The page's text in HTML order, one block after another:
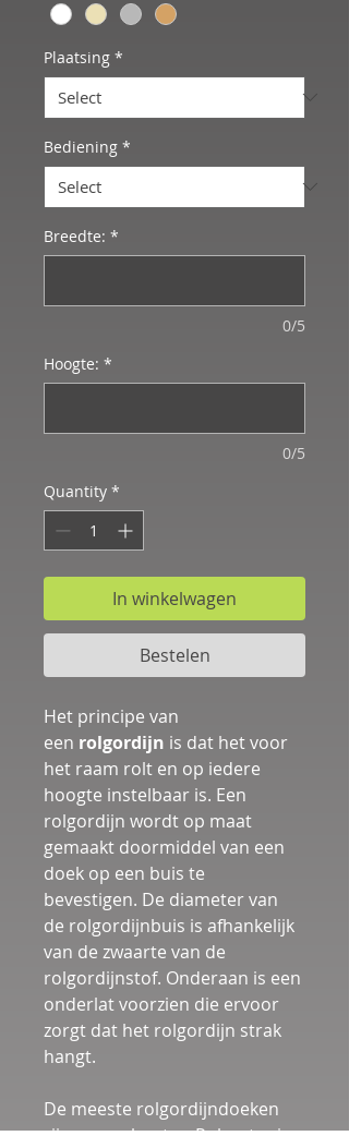
Plaatsing *
Bediening *
Breedte: *
0/5
Hoogte: *
0/5
Quantity *
In winkelwagen
Bestelen
Het principe van
een rolgordijn is dat het voor
het raam rolt en op iedere
hoogte instelbaar is. Een
rolgordijn wordt op maat
gemaakt doormiddel van een
doek op een buis te
bevestigen. De diameter van
de rolgordijnbuis is afhankelijk
van de zwaarte van de
rolgordijnstof. Onderaan is een
onderlat voorzien die ervoor
zorgt dat het rolgordijn strak
hangt.
De meeste rolgordijndoeken
zijn van polyester. Polyester is